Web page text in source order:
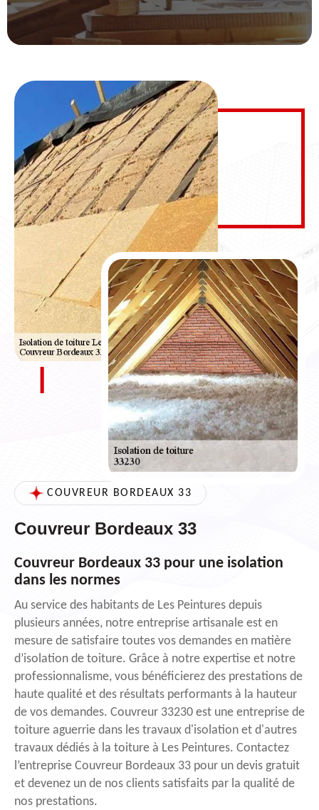
COUVREUR BORDEAUX 33
Couvreur Bordeaux 33
Couvreur Bordeaux 33 pour une isolation
dans les normes
Au service des habitants de Les Peintures depuis
plusieurs années, notre entreprise artisanale est en
mesure de satisfaire toutes vos demandes en matière
d’isolation de toiture. Grâce à notre expertise et notre
professionnalisme, vous bénéficierez des prestations de
haute qualité et des résultats performants à la hauteur
de vos demandes. Couvreur 33230 est une entreprise de
toiture aguerrie dans les travaux d'isolation et d'autres
travaux dédiés à la toiture à Les Peintures. Contactez
l’entreprise Couvreur Bordeaux 33 pour un devis gratuit
et devenez un de nos clients satisfaits par la qualité de
nos prestations.